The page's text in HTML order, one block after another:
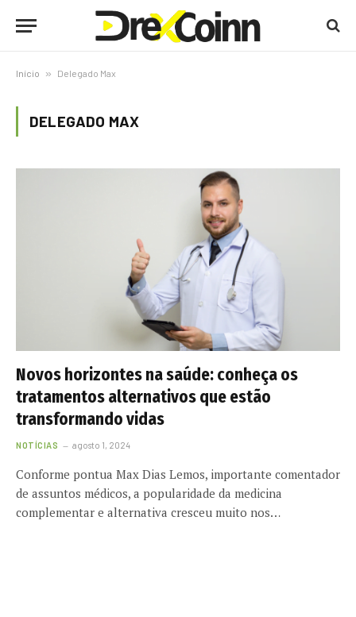
Início » Delegado Max
DELEGADO MAX
Novos horizontes na saúde: conheça os
tratamentos alternativos que estão
transformando vidas
NOTÍCIAS agosto 1, 2024
Conforme pontua Max Dias Lemos, importante comentador
de assuntos médicos, a popularidade da medicina
complementar e alternativa cresceu muito nos…